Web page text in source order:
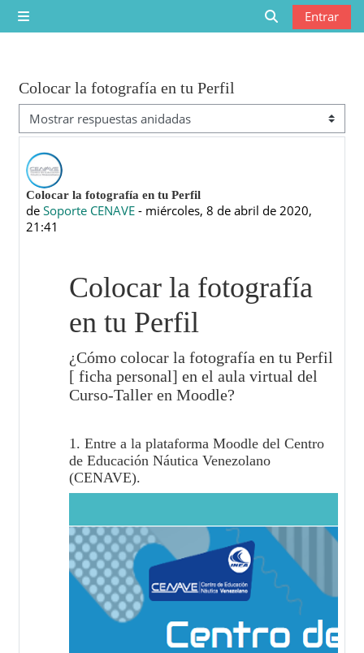
Saltar al contenido principal
Panel lateral
Selector de
Entrar
Colocar la fotografía en tu Perfil
Mostrar modo
Colocar la fotografía en tu Perfil
de Soporte CENAVE - miércoles, 8 de abril de 2020,
21:41
Número de respuestas: 0
Colocar la fotografía
en tu Perfil
¿Cómo colocar la fotografía en tu Perfil
[ ficha personal] en el aula virtual del
Curso-Taller en Moodle?
1. Entre a la plataforma Moodle del Centro
de Educación Náutica Venezolano
(CENAVE).